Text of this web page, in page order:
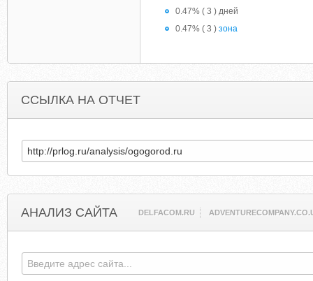
0.47% ( 3 ) дней
0.47% ( 3 ) зона
ССЫЛКА НА ОТЧЕТ
АНАЛИЗ САЙТА DELFACOM.RU